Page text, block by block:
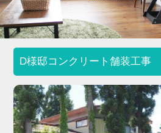
D様邸コンクリート舗装工事